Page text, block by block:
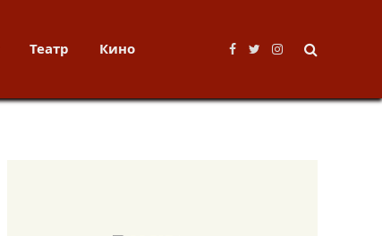
Театр Кино
Facebook
TwitterInstagram